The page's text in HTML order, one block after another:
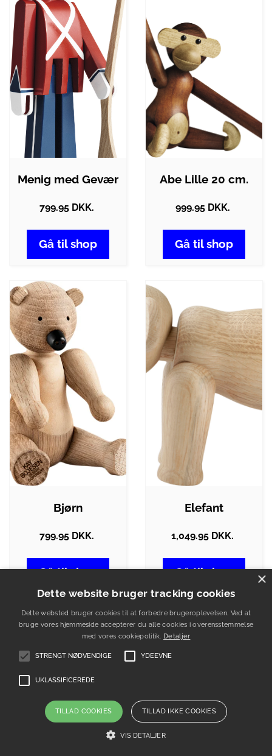
Menig med Gevær
799.95 DKK.
Gå til shop
Abe Lille 20 cm.
999.95 DKK.
Gå til shop
Bjørn
799.95 DKK.
Gå til shop
Elefant
1,049.95 DKK.
Gå til shop
Dette website bruger tracking cookies
Dette websted bruger cookies til at forbedre brugeroplevelsen. Ved at
bruge vores hjemmeside accepterer du alle cookies i overensstemmelse
med vores cookiepolitik. Detaljer
STRENGT NØDVENDIGE YDEEVNE
UKLASSIFICEREDE
TILLAD COOKIES TILLAD IKKE COOKIES
VIS DETALJER
×